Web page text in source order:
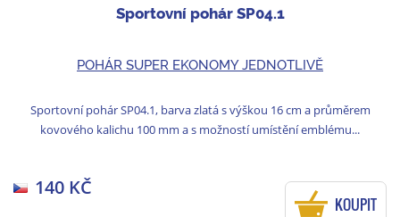
Sportovní pohár SP04.1
POHÁR SUPER EKONOMY JEDNOTLIVĚ
Sportovní pohár SP04.1, barva zlatá s výškou 16 cm a průměrem
kovového kalichu 100 mm a s možností umístění emblému...
140 KČ
KOUPIT